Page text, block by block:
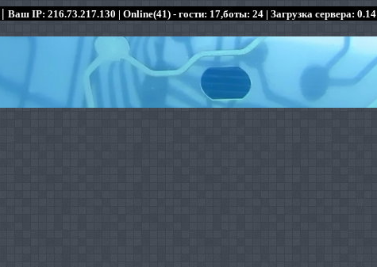
| Ваш IP: 216.73.217.130 | Online(41) - гости: 17,боты: 24| Загрузка сервера: 0.14